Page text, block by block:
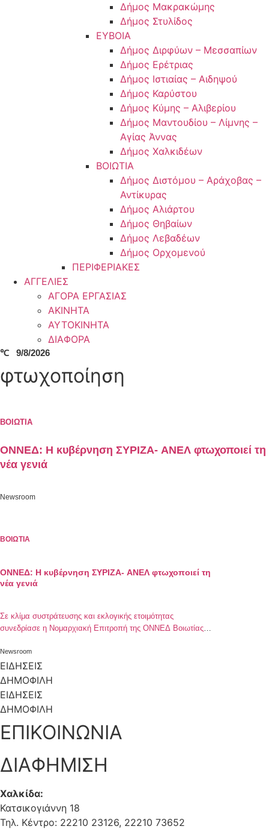
Δήμος Μακρακώμης
Δήμος Στυλίδος
ΕΥΒΟΙΑ
Δήμος Διρφύων – Μεσσαπίων
Δήμος Ερέτριας
Δήμος Ιστιαίας – Αιδηψού
Δήμος Καρύστου
Δήμος Κύμης – Αλιβερίου
Δήμος Μαντουδίου – Λίμνης –
Αγίας Άννας
Δήμος Χαλκιδέων
ΒΟΙΩΤΙΑ
Δήμος Διστόμου – Αράχοβας –
Αντίκυρας
Δήμος Αλιάρτου
Δήμος Θηβαίων
Δήμος Λεβαδέων
Δήμος Ορχομενού
ΠΕΡΙΦΕΡΙΑΚΕΣ
ΑΓΓΕΛΙΕΣ
ΑΓΟΡΑ ΕΡΓΑΣΙΑΣ
ΑΚΙΝΗΤΑ
ΑΥΤΟΚΙΝΗΤΑ
ΔΙΑΦΟΡΑ
℃ 9/8/2026
φτωχοποίηση
ΒΟΙΩΤΙΑ
ONNEΔ: Η κυβέρνηση ΣΥΡΙΖΑ- ΑΝΕΛ φτωχοποιεί τη
νέα γενιά
Newsroom
ΒΟΙΩΤΙΑ
ONNEΔ: Η κυβέρνηση ΣΥΡΙΖΑ- ΑΝΕΛ φτωχοποιεί τη
νέα γενιά
Σε κλίμα συστράτευσης και εκλογικής ετοιμότητας
συνεδρίασε η Νομαρχιακή Επιτροπή της ΟΝΝΕΔ Βοιωτίας
Θάνου Κολοβού, του Τομεάρχη Εξωτερικών, Θεοδόση Λέκκα
και του Περιφερειάρχη ΟΝΝΕΔ Στερεάς Ελλάδας, Γιώργου
Τσατσάνη. Στην τακτική συνεδρίαση, πέρα από οργανωτικά
δράσεων μας, θέματα πολιτικής επικαιρότητας, θέματα
τοπικών προβλημάτων αλλά και […]
Newsroom
ΕΙΔΗΣΕΙΣ
ΔΗΜΟΦΙΛΗ
ΕΙΔΗΣΕΙΣ
ΔΗΜΟΦΙΛΗ
ΕΠΙΚΟΙΝΩΝΙΑ
ΔΙΑΦΗΜΙΣΗ
Χαλκίδα:
Κατσικογιάννη 18
Τηλ. Κέντρο: 22210 23126, 22210 73652